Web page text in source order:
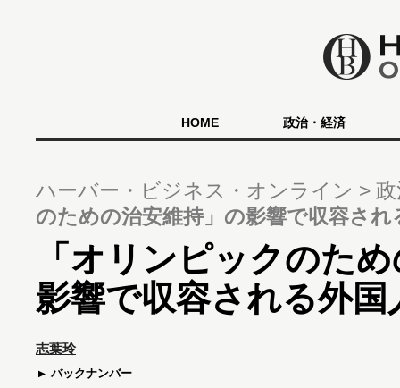
HOME 政治・経済
ハーバー・ビジネス・オンライン
のための治安維持」の影響で収容され
「オリンピックのた
影響で収容される外国
志葉玲
バックナンバー